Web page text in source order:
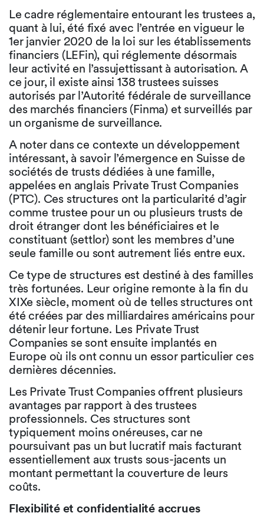
Le cadre réglementaire entourant les trustees a,
quant à lui, été fixé avec l’entrée en vigueur le
1er janvier 2020 de la loi sur les établissements
financiers (LEFin), qui réglemente désormais
leur activité en l’assujettissant à autorisation. A
ce jour, il existe ainsi 138 trustees suisses
autorisés par l’Autorité fédérale de surveillance
des marchés financiers (Finma) et surveillés par
un organisme de surveillance.
A noter dans ce contexte un développement
intéressant, à savoir l’émergence en Suisse de
sociétés de trusts dédiées à une famille,
appelées en anglais Private Trust Companies
(PTC). Ces structures ont la particularité d’agir
comme trustee pour un ou plusieurs trusts de
droit étranger dont les bénéficiaires et le
constituant (settlor) sont les membres d’une
seule famille ou sont autrement liés entre eux.
Ce type de structures est destiné à des familles
très fortunées. Leur origine remonte à la fin du
XIXe siècle, moment où de telles structures ont
été créées par des milliardaires américains pour
détenir leur fortune. Les Private Trust
Companies se sont ensuite implantés en
Europe où ils ont connu un essor particulier ces
dernières décennies.
Les Private Trust Companies offrent plusieurs
avantages par rapport à des trustees
professionnels. Ces structures sont
typiquement moins onéreuses, car ne
poursuivant pas un but lucratif mais facturant
essentiellement aux trusts sous-jacents un
montant permettant la couverture de leurs
coûts.
Flexibilité et confidentialité accrues